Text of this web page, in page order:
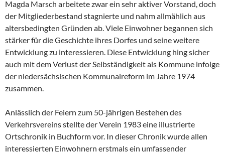
Magda Marsch arbeitete zwar ein sehr aktiver Vorstand, doch
der Mitgliederbestand stagnierte und nahm allmählich aus
altersbedingten Gründen ab. Viele Einwohner begannen sich
stärker für die Geschichte ihres Dorfes und seine weitere
Entwicklung zu interessieren. Diese Entwicklung hing sicher
auch mit dem Verlust der Selbständigkeit als Kommune infolge
der niedersächsischen Kommunalreform im Jahre 1974
zusammen.
Anlässlich der Feiern zum 50-jährigen Bestehen des
Verkehrsvereins stellte der Verein 1983 eine illustrierte
Ortschronik in Buchform vor. In dieser Chronik wurde allen
interessierten Einwohnern erstmals ein umfassender